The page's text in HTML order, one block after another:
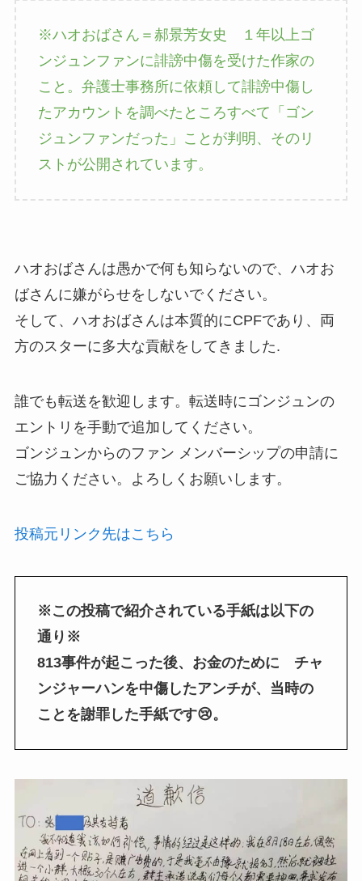
※ハオおばさん＝郝景芳女史 １年以上ゴ
ンジュンファンに誹謗中傷を受けた作家の
こと。弁護士事務所に依頼して誹謗中傷し
たアカウントを調べたところすべて「ゴン
ジュンファンだった」ことが判明、そのリ
ストが公開されています。
ハオおばさんは愚かで何も知らないので、ハオお
ばさんに嫌がらせをしないでください。
そして、ハオおばさんは本質的にCPFであり、両
方のスターに多大な貢献をしてきました.
誰でも転送を歓迎します。転送時にゴンジュンの
エントリを手動で追加してください。
ゴンジュンからのファン メンバーシップの申請に
ご協力ください。よろしくお願いします。
投稿元リンク先はこちら
※この投稿で紹介されている手紙は以下の
通り※
813事件が起こった後、お金のために チャ
ンジャーハンを中傷したアンチが、当時の
ことを謝罪した手紙です😢。